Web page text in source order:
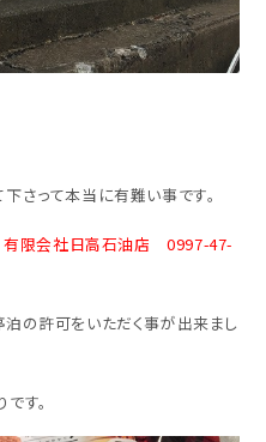
さって本当に有難い事です。
有限会社日高石油店 0997-47-
の許可をいただく事が出来まし
す。